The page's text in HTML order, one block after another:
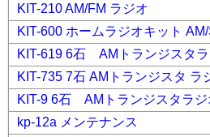
KIT-210 AM/FM ラジオ
KIT-600 ホームラジオキット
KIT-619 6石 AMトランジスタラ
KIT-735 7石 AMトランジスタ
KIT-9 6石 AMトランジスタラジ
kp-12a メンテナンス